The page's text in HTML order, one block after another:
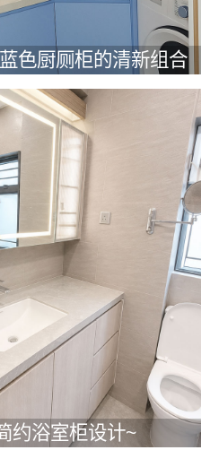
色厨厕柜的清新组合
约浴室柜设计~